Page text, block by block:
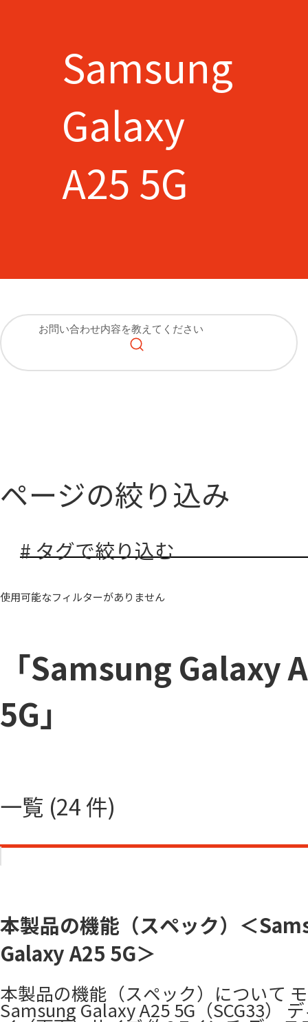
Samsung
Galaxy
A25 5G
ページの絞り込み
# タグで絞り込む
使用可能なフィルターがありません
「Samsung Galaxy
5G」
一覧 (24 件)
本製品の機能（スペック）＜
Galaxy A25 5G＞
本製品の機能（スペック）について
Samsung Galaxy A25 5G（SCG33）